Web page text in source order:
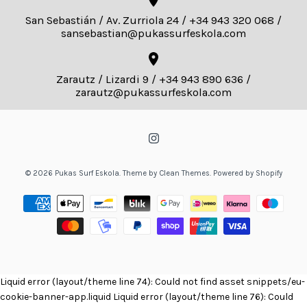
San Sebastián / Av. Zurriola 24 / +34 943 320 068 /
sansebastian@pukassurfeskola.com
Zarautz / Lizardi 9 / +34 943 890 636 /
zarautz@pukassurfeskola.com
© 2026 Pukas Surf Eskola.Theme by Clean Themes. Powered by Shopify
Liquid error (layout/theme line 74): Could not find asset snippets/eu-
cookie-banner-app.liquid Liquid error (layout/theme line 76): Could